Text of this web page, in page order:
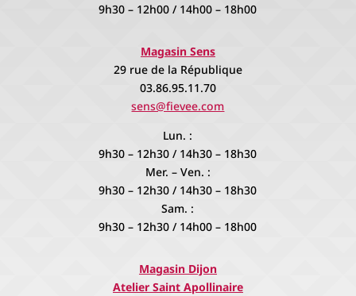
9h30 – 12h00 / 14h00 – 18h00
Magasin Sens
29 rue de la République
03.86.95.11.70
sens@fievee.com
Lun. :
9h30 – 12h30 / 14h30 – 18h30
Mer. – Ven. :
9h30 – 12h30 / 14h30 – 18h30
Sam. :
9h30 – 12h30 / 14h00 – 18h00
Magasin Dijon
Atelier Saint Apollinaire